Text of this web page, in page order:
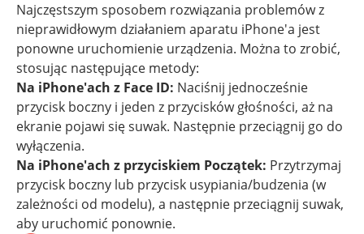
Najczęstszym sposobem rozwiązania problemów z
nieprawidłowym działaniem aparatu iPhone'a jest
ponowne uruchomienie urządzenia. Można to zrobić,
stosując następujące metody:
Na iPhone'ach z Face ID: Naciśnij jednocześnie
przycisk boczny i jeden z przycisków głośności, aż na
ekranie pojawi się suwak. Następnie przeciągnij go do
wyłączenia.
Na iPhone'ach z przyciskiem Początek: Przytrzymaj
przycisk boczny lub przycisk usypiania/budzenia (w
zależności od modelu), a następnie przeciągnij suwak,
aby uruchomić ponownie.